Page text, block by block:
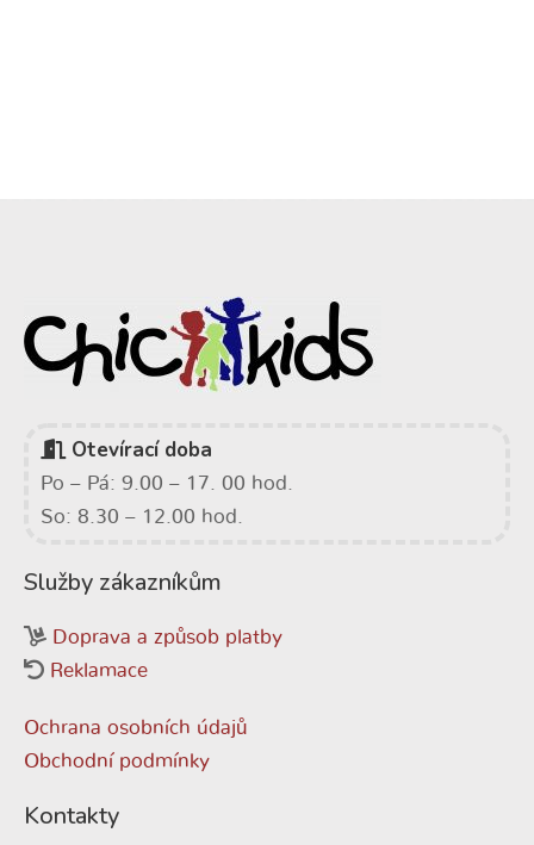
Otevírací doba
Po – Pá: 9.00 – 17. 00 hod.
So: 8.30 – 12.00 hod.
Služby zákazníkům
Doprava a způsob platby
Reklamace
Ochrana osobních údajů
Obchodní podmínky
Kontakty